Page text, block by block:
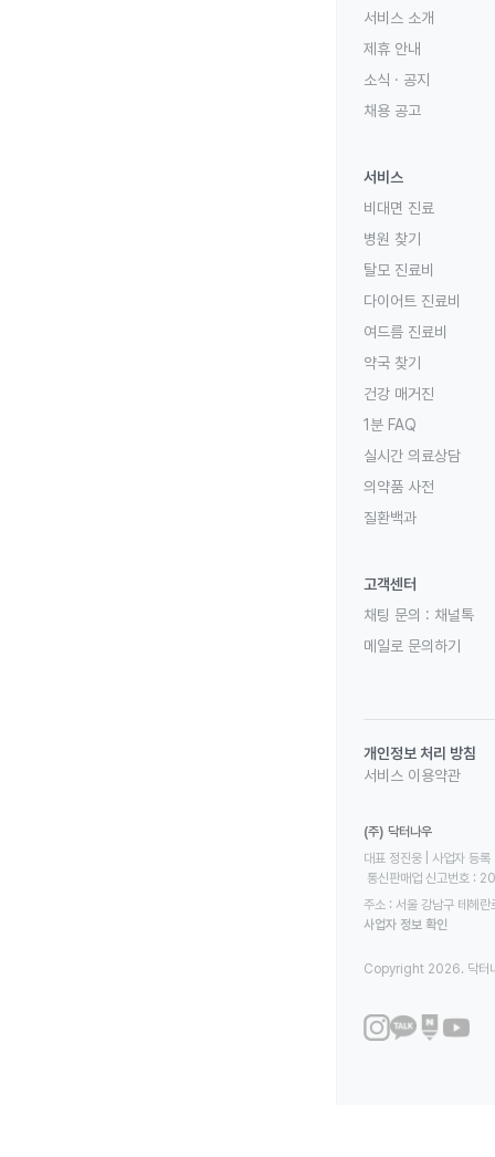
서비스 소개
제휴 안내
소식 · 공지
채용 공고
서비스
비대면 진료
병원 찾기
탈모 진료비
다이어트 진료비
여드름 진료비
약국 찾기
건강 매거진
1분 FAQ
실시간 의료상담
의약품 사전
질환백과
고객센터
채팅 문의 : 채널톡
메일로 문의하기
개인정보 처리 방침
서비스 이용약관
(주) 닥터나우
대표 정진웅 | 사업자
통신판매업 신고번호
주소 : 서울 강남구 테헤
사업자 정보 확인
Copyright 2026. 닥터